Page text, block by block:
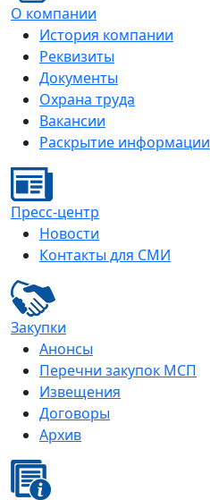
О компании
История компании
Реквизиты
Документы
Охрана труда
Вакансии
Раскрытие информации
Пресс-центр
Новости
Контакты для СМИ
Закупки
Анонсы
Перечни закупок МСП
Извещения
Договоры
Архив